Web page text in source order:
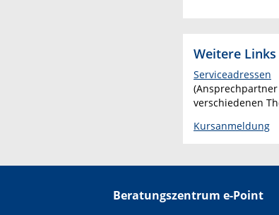
Weitere Links
Serviceadressen
verschiedenen
Kursanmeldung
Beratungszentrum e-Point